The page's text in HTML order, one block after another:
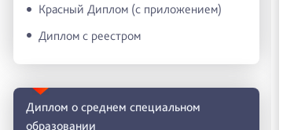
Красный Диплом (с приложением)
Диплом с реестром
Диплом о среднем специальном
образовании